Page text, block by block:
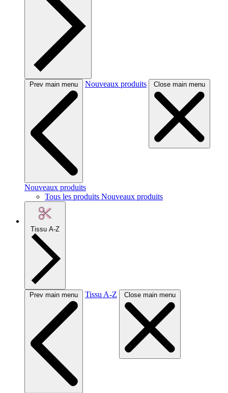
Prev main menu Nouveaux produits Close main menu
Nouveaux produits
Tous les produits Nouveaux produits
Tissu A-Z
Prev main menu Tissu A-Z Close main menu